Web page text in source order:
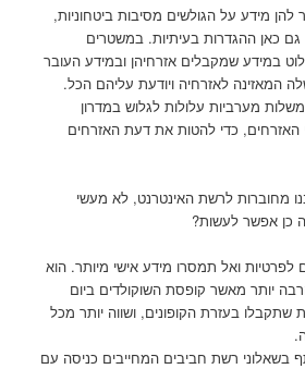
מידע על הגולשים מסיבות ביטחוניות,
כאן ההגדרות בעיתיות. במשטרים
במידע שמקבלים אזרחיהן ובמידע העובר
המאזינה לאזרחיה ויודעת עליהם הכל.
מערביות עלולות לגלוש במדרון
כדי להטות את דעת האזרחים
מחוברות לרשת האינטרנט, לא מעשי
כן אפשר לעשות?
לפרטיות ואל תמסרו מידע אישי מיותר. הוא
יותר מאשר קופסת השוקולדים ביום
שתקבלו בעזרת הקופונים, ושווה יותר מכל
רשת חביבים המחייבים כניסה עם